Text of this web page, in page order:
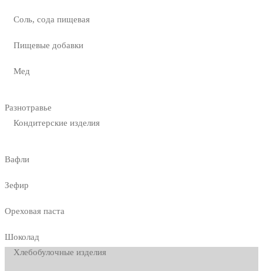
Соль, сода пищевая
Пищевые добавки
Мед
Разнотравье
Кондитерские изделия
Вафли
Зефир
Ореховая паста
Шоколад
Хлебобулочные изделия